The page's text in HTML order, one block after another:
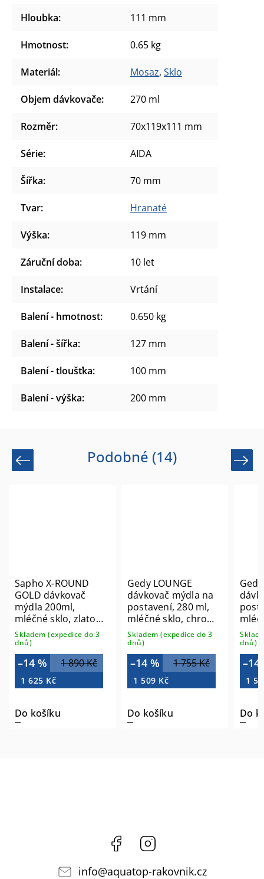
Hloubka: 111 mm
Hmotnost: 0.65 kg
Materiál: Mosaz, Sklo
Objem dávkovače: 270 ml
Rozměr: 70x119x111 mm
Série: AIDA
Šířka: 70 mm
Tvar: Hranaté
Výška: 119 mm
Záruční doba: 10 let
Instalace: Vrtání
Balení - hmotnost: 0.650 kg
Balení - šířka: 127 mm
Balení - tloušťka: 100 mm
Balení - výška: 200 mm
Podobné (14)
Previous
Sapho X-ROUND
GOLD dávkovač
mýdla 200ml,
mléčné sklo, zlato
mat XR103GB
Skladem (expedice do 3
dnů)
1 890 Kč
–14 %
1 625 Kč
Do košíku
Gedy LOUNGE
dávkovač mýdla na
postavení, 280 ml,
mléčné sklo, chrom
545513
Skladem (expedice do 3
dnů)
1 755 Kč
–14 %
1 509 Kč
Do košíku
mat
dnů)
–14
1
Do
Next
Facebook
info@aquatop-rakovnik.cz